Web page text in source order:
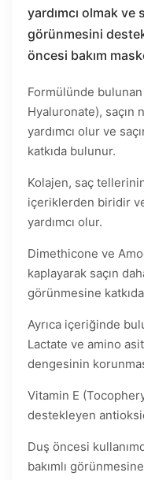
yardımcı olmak ve
görünmesini
öncesi bakım
Formülünde
Hyaluronate), saçın
yardımcı olur ve
katkıda bulunur.
Kolajen, saç
içeriklerden biridir
yardımcı olur.
Dimethicone ve
kaplayarak saçın
görünmesine
Ayrıca içeriğinde
Lactate ve amino
dengesinin
Vitamin E
destekleyen
Duş öncesi
bakımlı